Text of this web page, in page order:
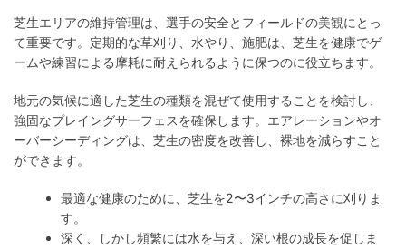
芝生エリアの維持管理は、選手の安全とフィールドの美観にとっ
て重要です。定期的な草刈り、水やり、施肥は、芝生を健康でゲ
ームや練習による摩耗に耐えられるように保つのに役立ちます。
地元の気候に適した芝生の種類を混ぜて使用することを検討し、
強固なプレイングサーフェスを確保します。エアレーションやオ
ーバーシーディングは、芝生の密度を改善し、裸地を減らすこと
ができます。
最適な健康のために、芝生を2〜3インチの高さに刈りま
す。
深く、しかし頻繁には水を与え、深い根の成長を促しま